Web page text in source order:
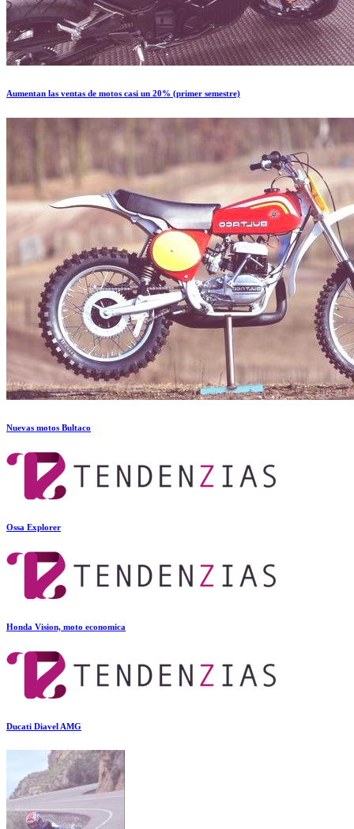
Aumentan las ventas de motos casi un 20% (primer semestre)
Nuevas motos Bultaco
Ossa Explorer
Honda Vision, moto economica
Ducati Diavel AMG